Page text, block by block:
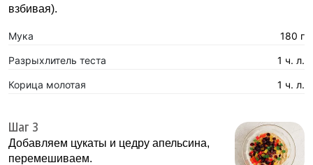
взбивая).
Мука 180 г
Разрыхлитель теста 1 ч. л.
Корица молотая 1 ч. л.
Шаг 3
Добавляем цукаты и цедру апельсина,
перемешиваем.